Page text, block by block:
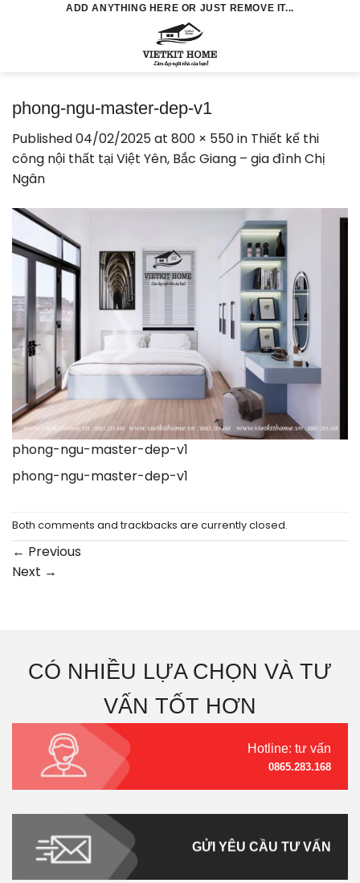
ADD ANYTHING HERE OR JUST REMOVE IT...
phong-ngu-master-dep-v1
Published04/02/2025at 800 × 550in Thiết kế thi
công nội thất tại Việt Yên, Bắc Giang – gia đình Chị
Ngân
phong-ngu-master-dep-v1
phong-ngu-master-dep-v1
Both comments and trackbacks are currently closed.
← Previous
Next →
CÓ NHIỀU LỰA CHỌN VÀ TƯ
VẤN TỐT HƠN
Hotline: tư vấn
0865.283.168
GỬI YÊU CẦU TƯ VẤN